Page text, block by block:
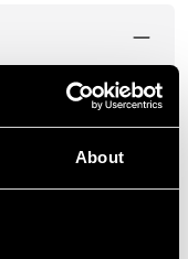
About
Medicinkugler